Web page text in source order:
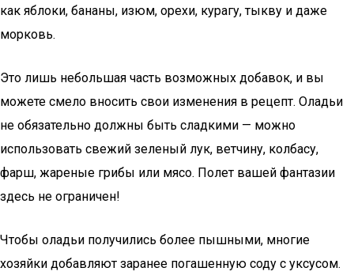
как яблоки, бананы, изюм, орехи, курагу, тыкву и даже
морковь.
Это лишь небольшая часть возможных добавок, и вы
можете смело вносить свои изменения в рецепт. Оладьи
не обязательно должны быть сладкими — можно
использовать свежий зеленый лук, ветчину, колбасу,
фарш, жареные грибы или мясо. Полет вашей фантазии
здесь не ограничен!
Чтобы оладьи получились более пышными, многие
хозяйки добавляют заранее погашенную соду с уксусом.